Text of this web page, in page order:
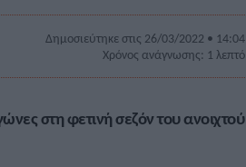
Δημοσιεύτηκε στις 26/03/2022 • 14:04
Χρόνος ανάγνωσης: 1 λεπτό
στη φετινή σεζόν του ανοιχτού